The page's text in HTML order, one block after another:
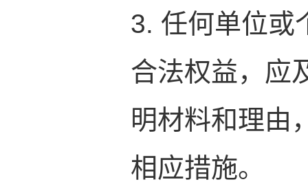
3. 任何单位或
合法权益，应
明材料和理由
相应措施。